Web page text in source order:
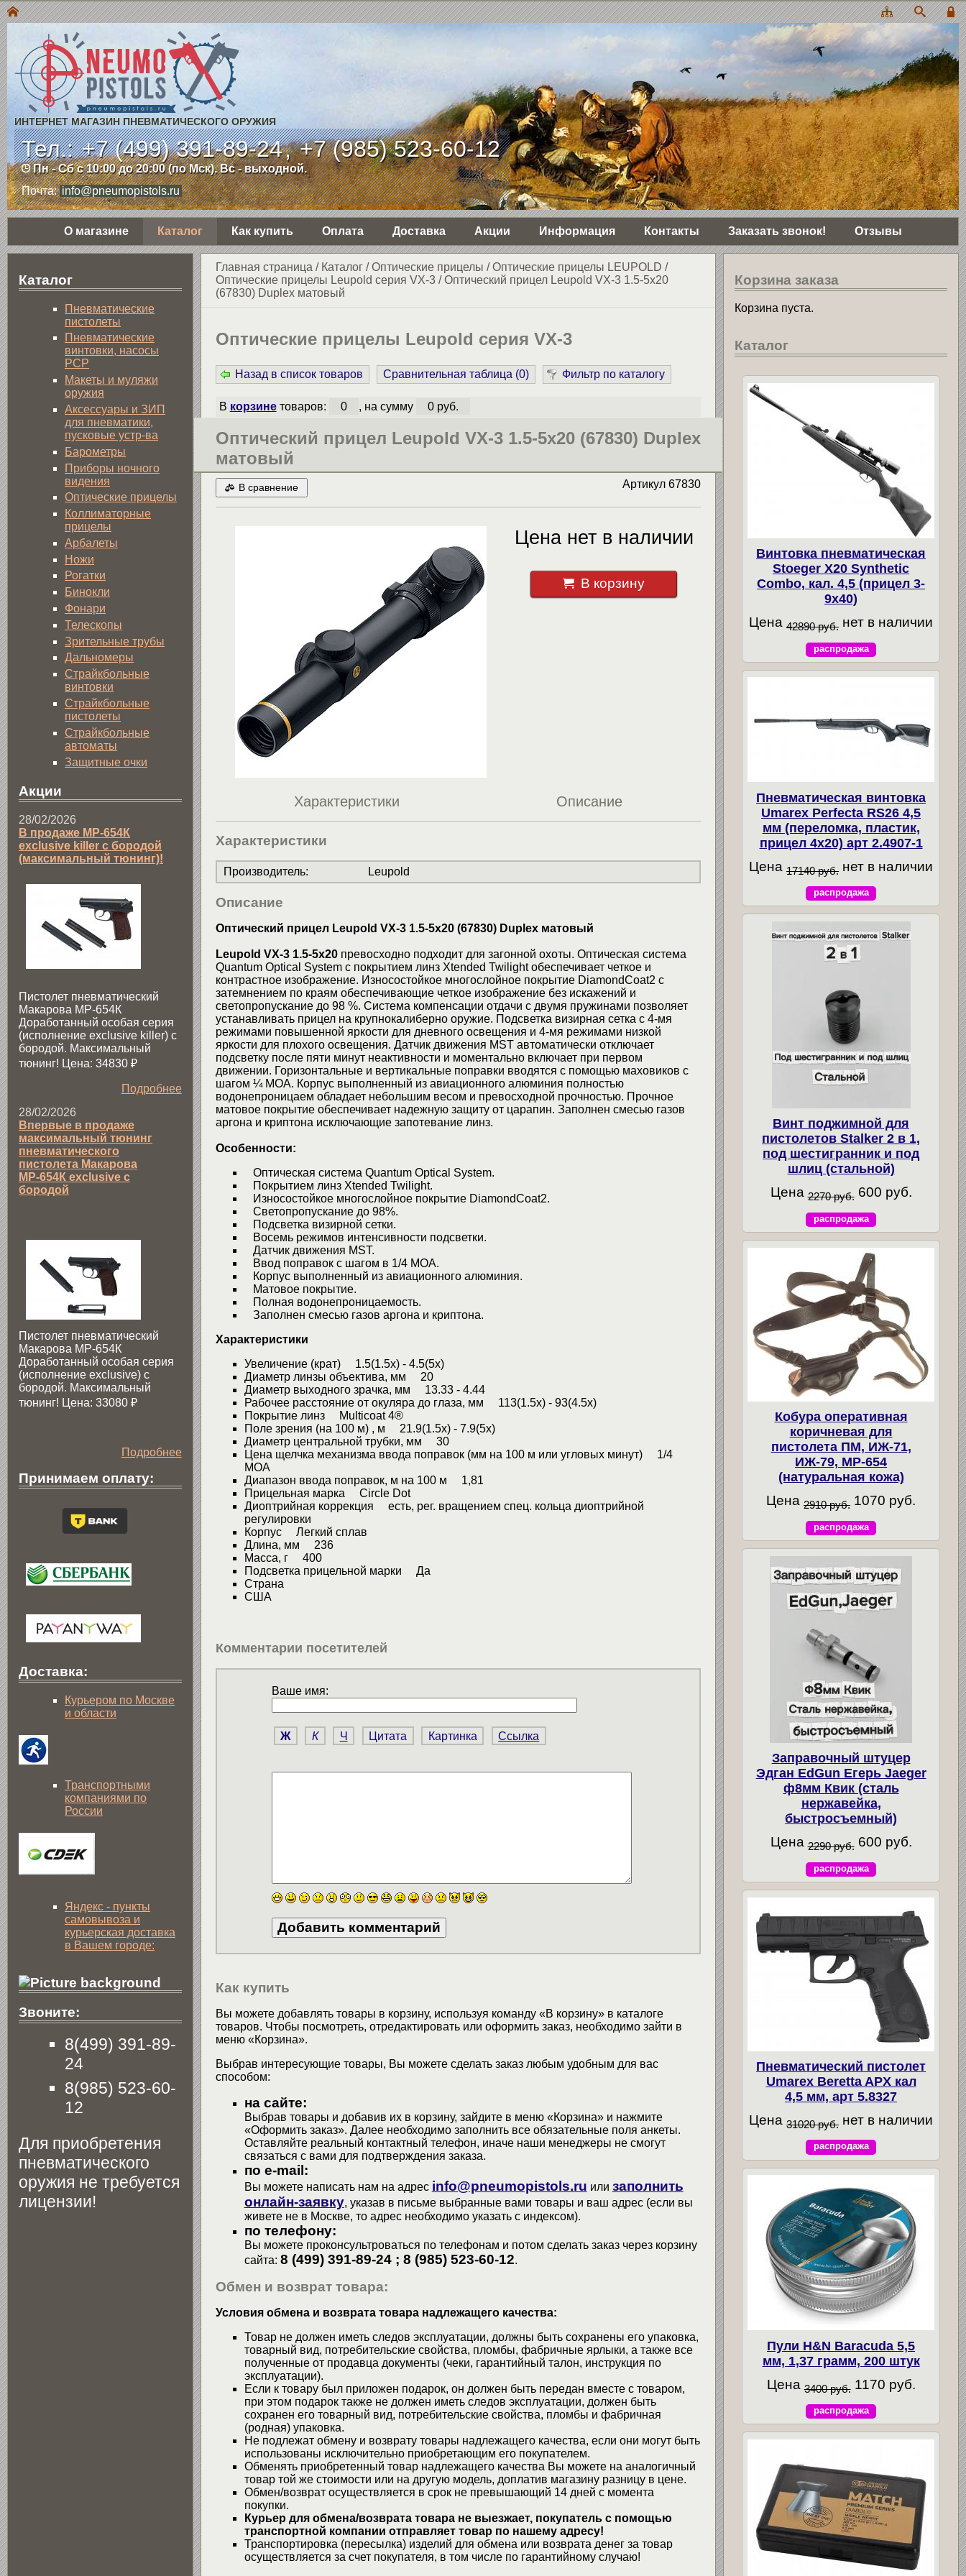
ИНТЕРНЕТ МАГАЗИН ПНЕВМАТИЧЕСКОГО ОРУЖИЯ
Тел.:+7 (499) 391-89-24,+7 (985) 523-60-12
Пн - Сб с 10:00 до 20:00 (по Мск). Вс - выходной.
Почта: info@pneumopistols.ru
О магазине Каталог Как купить Оплата Доставка Акции Информация Контакты Заказать звонок! Отзывы
Главная страница / Каталог/Оптические прицелы /Оптические прицелы LEUPOLD /
Оптические прицелы Leupold серия VX-3/Оптический прицел Leupold VX-3 1.5-5x20
(67830) Duplex матовый
Оптические прицелы Leupold серия VX-3
Назад в список товаров Сравнительная таблица (0) Фильтр по каталогу
В корзинетоваров: 0 , на сумму 0 руб.
Оптический прицел Leupold VX-3 1.5-5x20 (67830) Duplex
матовый
В сравнение Артикул67830
Цена нет в наличии
В корзину
Характеристики Описание
Характеристики
Производитель: Leupold
Описание
Оптический прицел Leupold VX-3 1.5-5х20 (67830) Duplex матовый
Leupold VX-3 1.5-5x20превосходно подходит для загонной охоты. Оптическая система
Quantum Optical System с покрытием линз Xtended Twilight обеспечивает четкое и
контрастное изображение. Износостойкое многослойное покрытие DiamondCoat2 с
затемнением по краям обеспечивающие четкое изображение без искажений и
светопропускание до 98 %. Система компенсации отдачи с двумя пружинами позволяет
устанавливать прицел на крупнокалиберно оружие. Подсветка визирная сетка с 4-мя
режимами повышенной яркости для дневного освещения и 4-мя режимами низкой
яркости для плохого освещения. Датчик движения MST автоматически отключает
подсветку после пяти минут неактивности и моментально включает при первом
движении. Горизонтальные и вертикальные поправки вводятся с помощью маховиков с
шагом ¼ МОА. Корпус выполненный из авиационного алюминия полностью
водонепроницаем обладает небольшим весом и превосходной прочностью. Прочное
матовое покрытие обеспечивает надежную защиту от царапин. Заполнен смесью газов
аргона и криптона исключающие запотевание линз.
Особенности:
Оптическая система Quantum Optical System.
Покрытием линз Xtended Twilight.
Износостойкое многослойное покрытие DiamondCoat2.
Светопропускание до 98%.
Подсветка визирной сетки.
Восемь режимов интенсивности подсветки.
Датчик движения MST.
Ввод поправок с шагом в 1/4 МОА.
Корпус выполненный из авиационного алюминия.
Матовое покрытие.
Полная водонепроницаемость.
Заполнен смесью газов аргона и криптона.
Характеристики
Увеличение (крат) 1.5(1.5x) - 4.5(5x)
Диаметр линзы объектива, мм 20
Диаметр выходного зрачка, мм 13.33 - 4.44
Рабочее расстояние от окуляра до глаза, мм 113(1.5x) - 93(4.5x)
Покрытие линз Multicoat 4®
Поле зрения (на 100 м) , м 21.9(1.5x) - 7.9(5x)
Диаметр центральной трубки, мм 30
Цена щелчка механизма ввода поправок (мм на 100 м или угловых минут) 1/4
MOA
Диапазон ввода поправок, м на 100 м 1,81
Прицельная марка Circle Dot
Диоптрийная коррекция есть, рег. вращением спец. кольца диоптрийной
регулировки
Корпус Легкий сплав
Длина, мм 236
Масса, г 400
Подсветка прицельной марки Да
Страна
США
Комментарии посетителей
Ваше имя:
Ж К Ч Цитата Картинка Ссылка
Как купить
Вы можете добавлять товары в корзину, используя команду «В корзину» в каталоге
товаров. Чтобы посмотреть, отредактировать или оформить заказ, необходимо зайти в
меню «Корзина».
Выбрав интересующие товары, Вы можете сделать заказ любым удобным для вас
способом:
на сайте:
Выбрав товары и добавив их в корзину, зайдите в меню «Корзина» и нажмите
«Оформить заказ». Далее необходимо заполнить все обязательные поля анкеты.
Оставляйте реальный контактный телефон, иначе наши менеджеры не смогут
связаться с вами для подтверждения заказа.
по e-mail:
Вы можете написать нам на адрес info@pneumopistols.ru или заполнить
онлайн-заявку, указав в письме выбранные вами товары и ваш адрес (если вы
живете не в Москве, то адрес необходимо указать с индексом).
по телефону:
Вы можете проконсультроваться по телефонам и потом сделать заказ через корзину
сайта: 8 (499) 391-89-24 ; 8 (985) 523-60-12.
Обмен и возврат товара:
Условия обмена и возврата товара надлежащего качества:
Товар не должен иметь следов эксплуатации, должны быть сохранены его упаковка,
товарный вид, потребительские свойства, пломбы, фабричные ярлыки, а также все
полученные от продавца документы (чеки, гарантийный талон, инструкция по
эксплуатации).
Если к товару был приложен подарок, он должен быть передан вместе с товаром,
при этом подарок также не должен иметь следов эксплуатации, должен быть
сохранен его товарный вид, потребительские свойства, пломбы и фабричная
(родная) упаковка.
Не подлежат обмену и возврату товары надлежащего качества, если они могут быть
использованы исключительно приобретающим его покупателем.
Обменять приобретенный товар надлежащего качества Вы можете на аналогичный
товар той же стоимости или на другую модель, доплатив магазину разницу в цене.
Обмен/возврат осуществляется в срок не превышающий 14 дней с момента
покупки.
Курьер для обмена/возврата товара не выезжает, покупатель с помощью
транспортной компании отправляет товар по нашему адресу!
Транспортировка (пересылка) изделий для обмена или возврата денег за товар
осуществляется за счет покупателя, в том числе по гарантийному случаю!
Каталог
Пнев­ма­ти­чес­кие
пистолеты
Пневматические
винтовки, насосы
PCP
Макеты и муляжи
оружия
Аксессуары и ЗИП
для пневматики,
пусковые устр-ва
Барометры
Приборы ночного
видения
Оптические прицелы
Коллиматорные
прицелы
Арбалеты
Ножи
Рогатки
Бинокли
Фонари
Телескопы
Зрительные трубы
Дальномеры
Страйкбольные
винтовки
Страйкбольные
пистолеты
Страйкбольные
автоматы
Защитные очки
Акции
28/02/2026
В продаже МР-654К
exclusive killer с бородой
(максимальный тюнинг)!
Пистолет пневматический
Макарова МР-654К
Доработанный особая серия
(исполнение exclusive killer) с
бородой. Максимальный
тюнинг! Цена: 34830 ₽
Подробнее
28/02/2026
Впервые в продаже
максимальный тюнинг
пневматического
пистолета Макарова
МР-654К exclusive с
бородой
Пистолет пневматический
Макарова МР-654К
Доработанный особая серия
(исполнение exclusive) c
бородой. Максимальный
тюнинг! Цена: 33080 ₽
Подробнее
Принимаем оплату:
Доставка:
Курьером по Москве
и области
Транспортными
компаниями по
России
Яндекс - пункты
самовывоза и
курьерская доставка
в Вашем городе:
Звоните:
8(499) 391-89-
24
8(985) 523-60-
12
Для приобретения
пневматического
оружия не требуется
лицензии!
Корзина заказа
Корзина пуста.
Каталог
Винтовка пневматическая
Stoeger X20 Synthetic
Combo, кал. 4,5 (прицел 3-
9х40)
Цена 42890 руб. нет в наличии
распродажа
Пневматическая винтовка
Umarex Perfecta RS26 4,5
мм (переломка, пластик,
прицел 4x20) арт 2.4907-1
Цена 17140 руб. нет в наличии
распродажа
Винт поджимной для
пистолетов Stalker 2 в 1,
под шестигранник и под
шлиц (стальной)
Цена 2270 руб. 600 руб.
распродажа
Кобура оперативная
коричневая для
пистолета ПМ, ИЖ-71,
ИЖ-79, МР-654
(натуральная кожа)
Цена 2910 руб. 1070 руб.
распродажа
Заправочный штуцер
Эдган EdGun Егерь Jaeger
ф8мм Квик (сталь
нержавейка,
быстросъемный)
Цена 2290 руб. 600 руб.
распродажа
Пневматический пистолет
Umarex Beretta APX кал
4,5 мм, арт 5.8327
Цена31020 руб. нет в наличии
распродажа
Пули H&N Baracuda 5,5
мм, 1,37 грамм, 200 штук
Цена 3400 руб. 1170 руб.
распродажа